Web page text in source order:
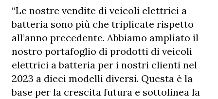
“Le nostre vendite di veicoli elettrici a
batteria sono più che triplicate rispetto
all’anno precedente. Abbiamo ampliato il
nostro portafoglio di prodotti di veicoli
elettrici a batteria per i nostri clienti nel
2023 a dieci modelli diversi. Questa è la
base per la crescita futura e sottolinea la